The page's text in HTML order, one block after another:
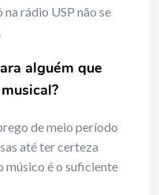
rádio USP não se
alguém que
de meio período
até ter certeza
músico é o suficiente